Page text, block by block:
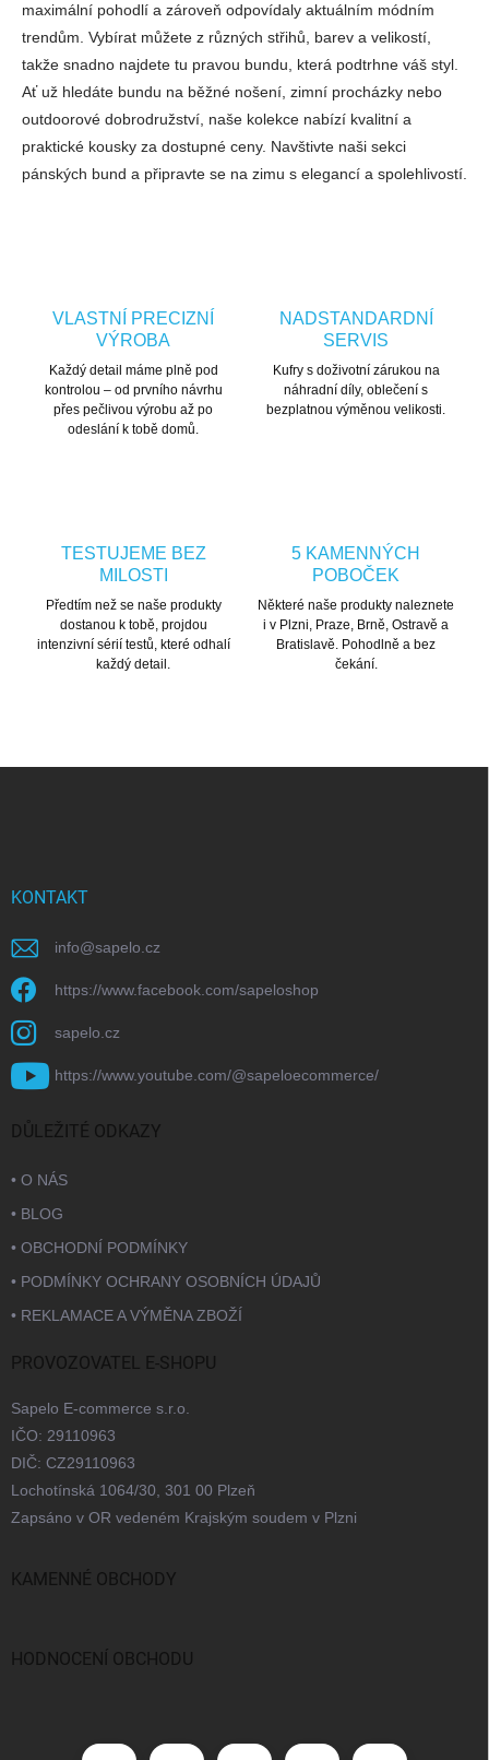
maximální pohodlí a zároveň odpovídaly aktuálním módním
trendům. Vybírat můžete z různých střihů, barev a velikostí,
takže snadno najdete tu pravou bundu, která podtrhne váš styl.
Ať už hledáte bundu na běžné nošení, zimní procházky nebo
outdoorové dobrodružství, naše kolekce nabízí kvalitní a
praktické kousky za dostupné ceny. Navštivte naši sekci
pánských bund a připravte se na zimu s elegancí a spolehlivostí.
VLASTNÍ PRECIZNÍ
VÝROBA
Každý detail máme plně pod
kontrolou – od prvního návrhu
přes pečlivou výrobu až po
odeslání k tobě domů.
NADSTANDARDNÍ
SERVIS
Kufry s doživotní zárukou na
náhradní díly, oblečení s
bezplatnou výměnou velikosti.
TESTUJEME BEZ
MILOSTI
Předtím než se naše produkty
dostanou k tobě, projdou
intenzivní sérií testů, které odhalí
každý detail.
5 KAMENNÝCH
POBOČEK
Některé naše produkty naleznete
i v Plzni, Praze, Brně, Ostravě a
Bratislavě. Pohodlně a bez
čekání.
KONTAKT
info@sapelo.cz
https://www.facebook.com/sapeloshop
sapelo.cz
https://www.youtube.com/@sapeloecommerce/
DŮLEŽITÉ ODKAZY
• O NÁS
• BLOG
• OBCHODNÍ PODMÍNKY
• PODMÍNKY OCHRANY OSOBNÍCH ÚDAJŮ
• REKLAMACE A VÝMĚNA ZBOŽÍ
PROVOZOVATEL E-SHOPU
Sapelo E-commerce s.r.o.
IČO: 29110963
DIČ: CZ29110963
Lochotínská 1064/30, 301 00 Plzeň
Zapsáno v OR vedeném Krajským soudem v Plzni
KAMENNÉ OBCHODY
Praha
HODNOCENÍ OBCHODU